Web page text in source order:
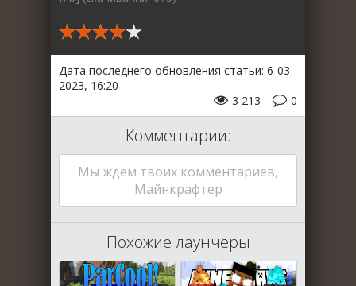
Дата последнего обновления статьи: 6-03-
2023, 16:20
0
3 213
Комментарии:
Мы ждем твоих комментариев,
Майнкрафтер
Похожие лаунчеры